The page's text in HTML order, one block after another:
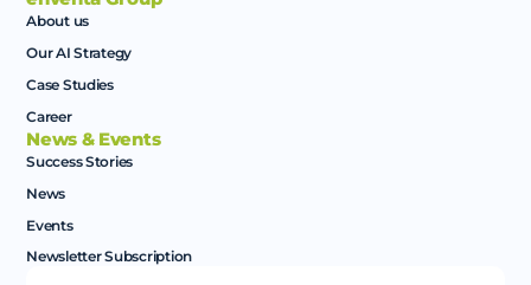
About us
Our AI Strategy
Case Studies
Career
News & Events
Success Stories
News
Events
Newsletter Subscription